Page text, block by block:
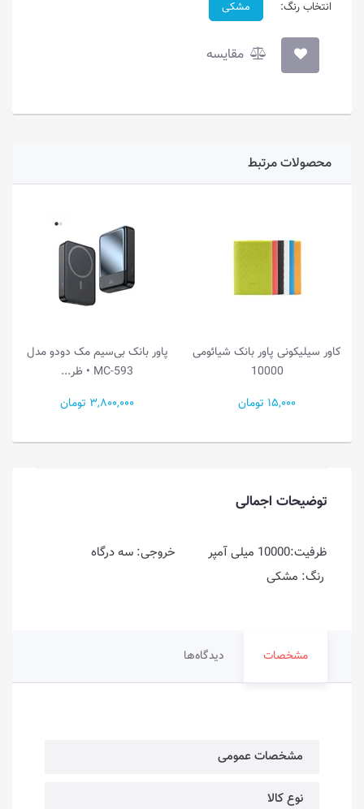
انتخاب رنگ: مشکی
مقایسه
محصولات مرتبط
کاور سیلیکونی پاور بانک شیائومی
10000
15,000 تومان
پاور بانک بی‌سیم مک دودو مدل
MC-593 • ظر...
3,800,000 تومان
توضیحات اجمالی
ظرفیت:10000 میلی آمپر خروجی: سه درگاه
رنگ: مشکی
مشخصات دیدگاه‌ها
مشخصات عمومی
نوع کالا